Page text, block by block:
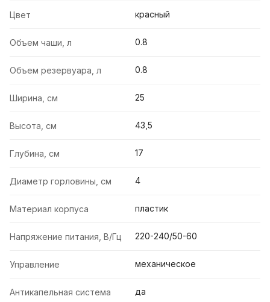
Цвет красный
Объем чаши, л 0.8
Объем резервуара, л 0.8
Ширина, см 25
Высота, см 43,5
Глубина, см 17
Диаметр горловины, см 4
Материал корпуса пластик
Напряжение питания, В/Гц 220-240/50-60
Управление механическое
Антикапельная система да